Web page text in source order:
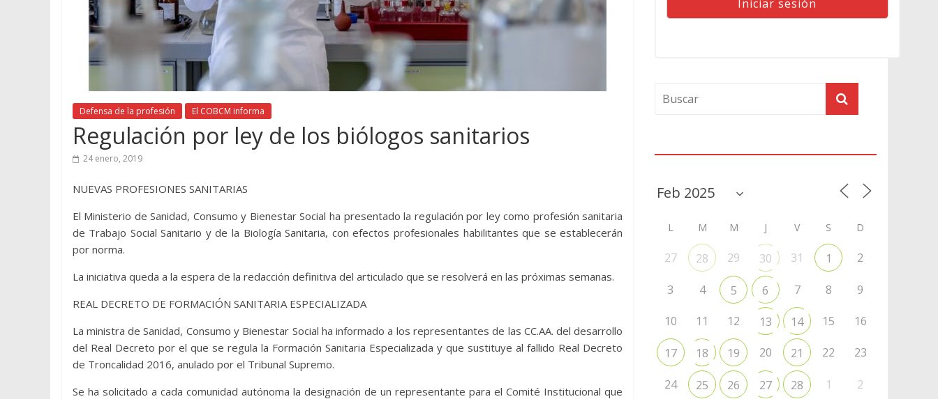
Defensa de la profesión El COBCM informa
Regulación por ley de los biólogos sanitarios
24 enero, 2019
NUEVAS PROFESIONES SANITARIAS
El Ministerio de Sanidad, Consumo y Bienestar Social ha presentado la regulación por ley como profesión sanitaria
de Trabajo Social Sanitario y de la Biología Sanitaria, con efectos profesionales habilitantes que se establecerán
por norma.
La iniciativa queda a la espera de la redacción definitiva del articulado que se resolverá en las próximas semanas.
REAL DECRETO DE FORMACIÓN SANITARIA ESPECIALIZADA
La ministra de Sanidad, Consumo y Bienestar Social ha informado a los representantes de las CC.AA. del desarrollo
del Real Decreto por el que se regula la Formación Sanitaria Especializada y que sustituye al fallido Real Decreto
de Troncalidad 2016, anulado por el Tribunal Supremo.
Se ha solicitado a cada comunidad autónoma la designación de un representante para el Comité Institucional que
L M M J V S D
27 28 29 30 31 1 2
3 4 5 6 7 8 9
10 11 12 13 14 15 16
17 18 19 20 21 22 23
24 25 26 27 28 1 2